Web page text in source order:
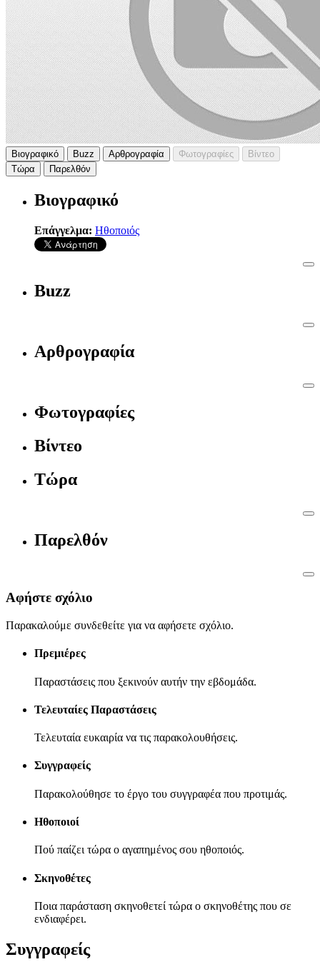
Βιογραφικό Buzz Αρθρογραφία Φωτογραφίες
Βίντεο
Τώρα
Παρελθόν
Βιογραφικό
Επάγγελμα: Ηθοποιός
Buzz
Αρθρογραφία
Φωτογραφίες
Βίντεο
Τώρα
Παρελθόν
Αφήστε σχόλιο
Παρακαλούμε συνδεθείτε για να αφήσετε σχόλιο.
Πρεμιέρες
Παραστάσεις που ξεκινούν αυτήν την εβδομάδα.
Τελευταίες Παραστάσεις
Τελευταία ευκαιρία να τις παρακολουθήσεις.
Συγγραφείς
Παρακολούθησε το έργο του συγγραφέα που προτιμάς.
Ηθοποιοί
Πού παίζει τώρα ο αγαπημένος σου ηθοποιός.
Σκηνοθέτες
Ποια παράσταση σκηνοθετεί τώρα ο σκηνοθέτης που σε
ενδιαφέρει.
Συγγραφείς